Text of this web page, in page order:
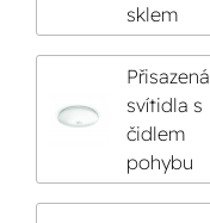
sklem
Přisazená
svítidla s
čidlem
pohybu